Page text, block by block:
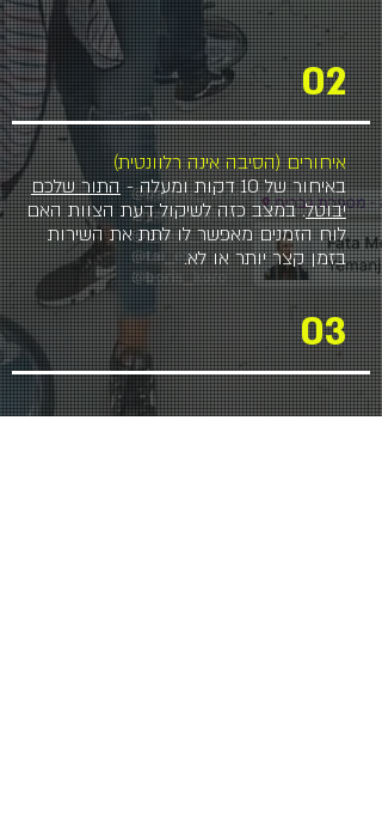
02
איחורים (הסיבה אינה רלוונטית)
באיחור של 10 דקות ומעלה -
התור שלכם
יבוטל. במצב כזה לשיקול דעת הצוות האם
לוח הזמנים מאפשר לו לתת את השירות
בזמן קצר יותר או לא.
03